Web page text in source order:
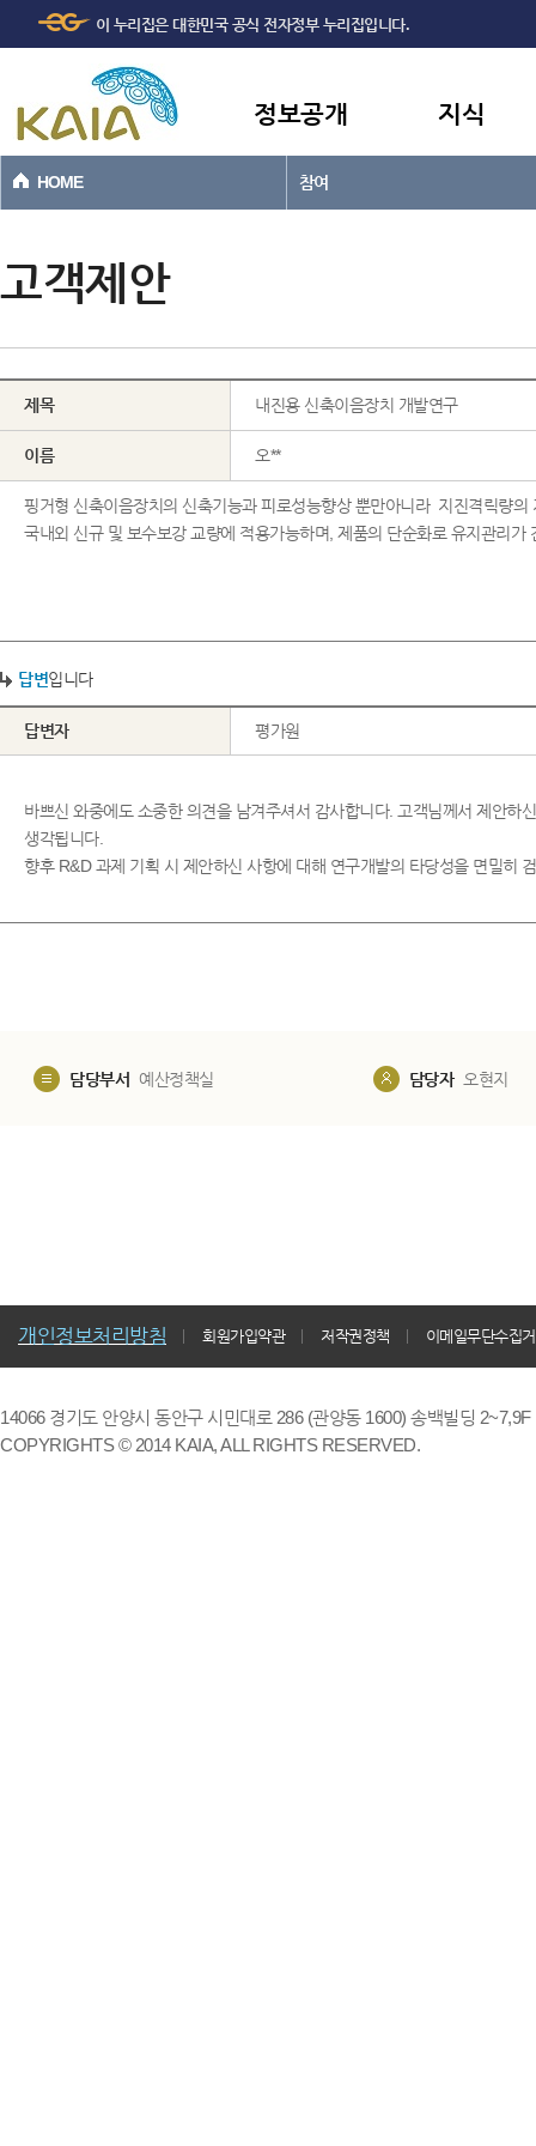
본문바로가기
이 누리집은 대한민국 공식 전자정부 누리집입니다.
정보공개 지식
HOME 참여
고객제안
제목 내진용 신축이음장치 개발연구
이름 오**
핑거형 신축이음장치의 신축기능과 피로성능향상 뿐만아니라 지진격릭량
국내외 신규 및 보수보강 교량에 적용가능하며, 제품의 단순화로 유지관리
답변입니다
답변자 평가원
바쁘신 와중에도 소중한 의견을 남겨주셔서 감사합니다. 고객님께서 제안
생각됩니다.
향후 R&D 과제 기획 시 제안하신 사항에 대해 연구개발의 타당성을 면밀히
담당부서 예산정책실 담당자 오현지
개인정보처리방침 회원가입약관 저작권정책 이메일무단수집
14066 경기도 안양시 동안구 시민대로 286 (관양동 1600) 송백빌딩
COPYRIGHTS © 2014 KAIA, ALL RIGHTS RESERVED.